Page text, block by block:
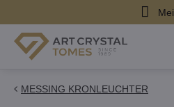
MESSING KRONLEUCHTER